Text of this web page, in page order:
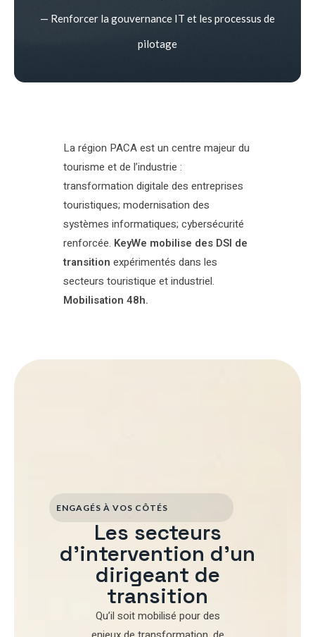
— Renforcer la gouvernance IT et les processus de
pilotage
La région PACA est un centre majeur du
tourisme et de l’industrie :
transformation digitale des entreprises
touristiques; modernisation des
systèmes informatiques; cybersécurité
renforcée. KeyWe mobilise des DSI de
transition expérimentés dans les
secteurs touristique et industriel.
Mobilisation 48h.
ENGAGÉS À VOS CÔTÉS
Les secteurs
d'intervention d'un
dirigeant de
transition
Qu’il soit mobilisé pourdes